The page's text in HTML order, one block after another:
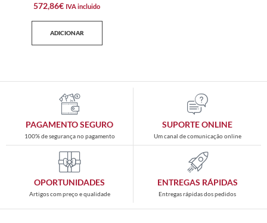
572,86€ IVA incluido
ADICIONAR
PAGAMENTO SEGURO
100% de segurança no pagamento
SUPORTE ONLINE
Um canal de comunicação online
OPORTUNIDADES
Artigos com preço e qualidade
ENTREGAS RÁPIDAS
Entregas rápidas dos pedidos